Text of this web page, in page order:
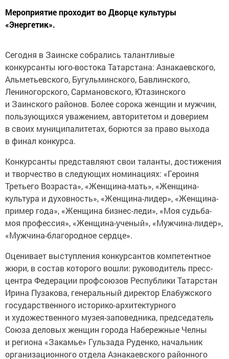
Мероприятие проходит во Дворце культуры
«Энергетик».
Сегодня в Заинске собрались талантливые
конкурсанты юго-востока Татарстана: Азнакаевского,
Альметьевского, Бугульминского, Бавлинского,
Лениногорского, Сармановского, Ютазинского
и Заинского районов. Более сорока женщин и мужчин,
пользующихся уважением, авторитетом и доверием
в своих муниципалитетах, борются за право выхода
в финал конкурса.
Конкурсанты представляют свои таланты, достижения
и творчество в следующих номинациях: «Героиня
Третьего Возраста», «Женщина-мать», «Женщина-
культура и духовность», «Женщина-лидер», «Женщина-
пример года», «Женщина бизнес-леди», «Моя судьба-
моя профессия», «Женщина-ученый», «Мужчина-лидер»,
«Мужчина-благородное сердце».
Оценивает выступления конкурсантов компетентное
жюри, в состав которого вошли: руководитель пресс-
центра Федерации профсоюзов Республики Татарстан
Ирина Пузакова, генеральный директор Елабужского
государственного историко-архитектурного
и художественного музея-заповедника, председатель
Союза деловых женщин города Набережные Челны
и региона «Закамье» Гульзада Руденко, начальник
организационного отдела Азнакаевского районного